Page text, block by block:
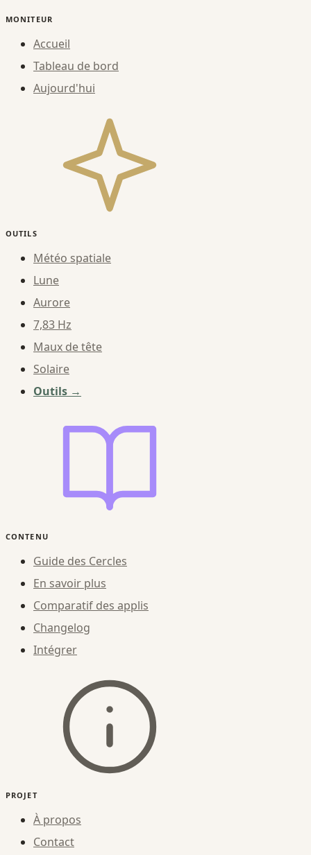
MONITEUR
Accueil
Tableau de bord
Aujourd'hui
OUTILS
Météo spatiale
Lune
Aurore
7,83 Hz
Maux de tête
Solaire
Outils →
CONTENU
Guide des Cercles
En savoir plus
Comparatif des applis
Changelog
Intégrer
PROJET
À propos
Contact